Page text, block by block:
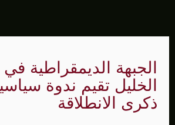
الجبهة الديمقراطية
الخليل تقيم ندوة
ذكرى الانطلاقة